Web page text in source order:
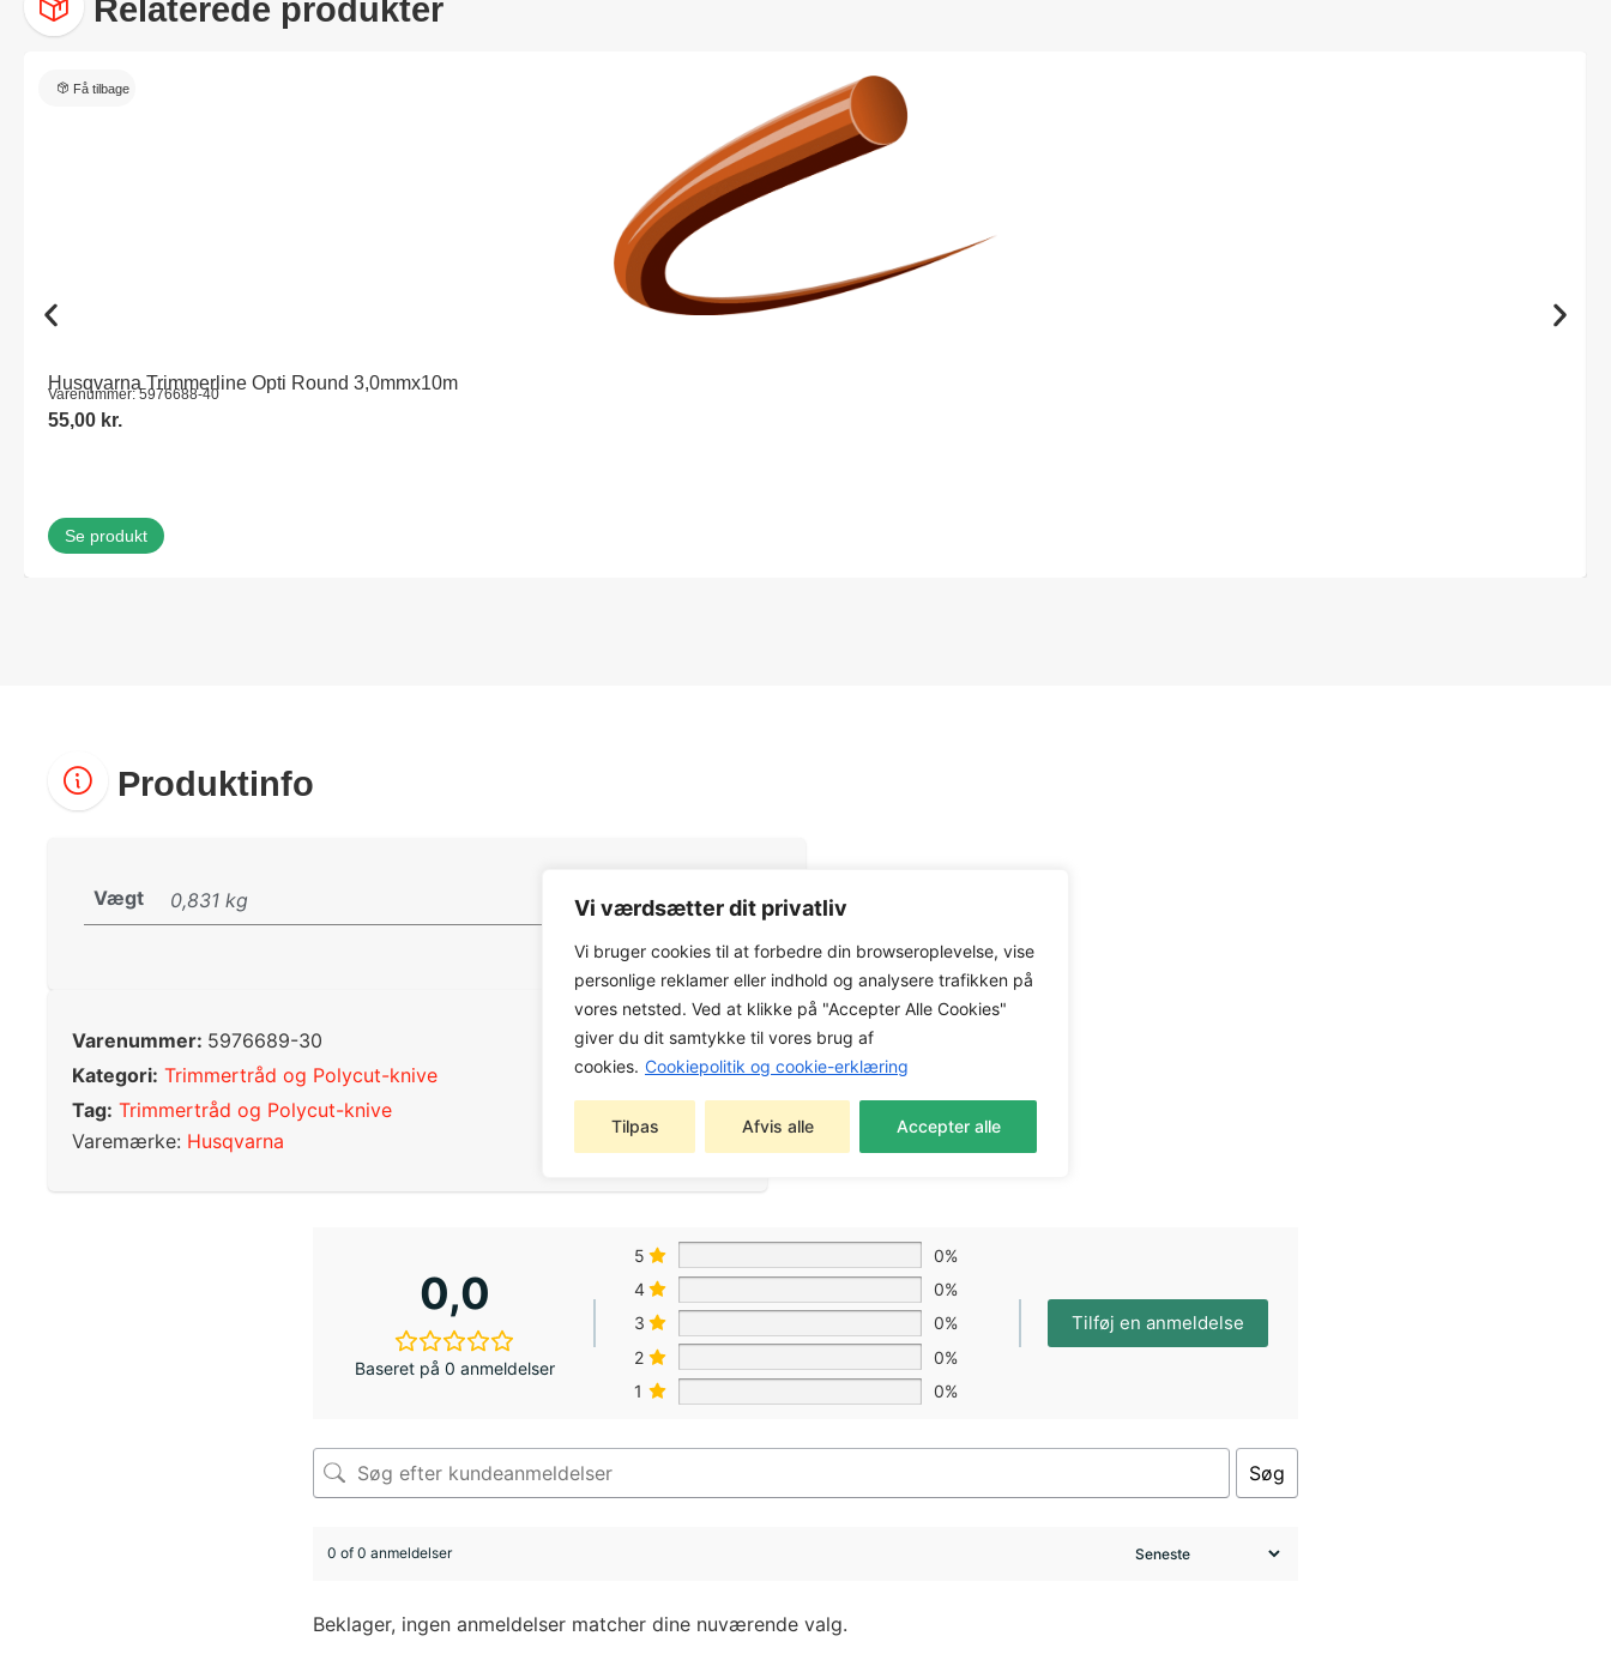
Vi værdsætter dit privatliv
Vi bruger cookies til at forbedre din browseroplevelse, vise
personlige reklamer eller indhold og analysere trafikken på
vores netsted. Ved at klikke på "Accepter Alle Cookies"
giver du dit samtykke til vores brug af
cookies. Cookiepolitik og cookie-erklæring
Tilpas Afvis alle Accepter alle
Relaterede produkter
Få tilbage
Husqvarna Trimmerline Opti Round 3,0mmx10m
Varenummer: 5976688-40
55,00 kr.
Se produkt
Produktinfo
Vægt 0,831 kg
Varenummer: 5976689-30
Kategori: Trimmertråd og Polycut-knive
Tag: Trimmertråd og Polycut-knive
Varemærke: Husqvarna
0,0
Baseret på 0 anmeldelser
5
0%
4
0%
3
0%
2
0%
1
0%
Tilføj en anmeldelse
Søg
0 of 0 anmeldelser
Beklager, ingen anmeldelser matcher dine nuværende valg.